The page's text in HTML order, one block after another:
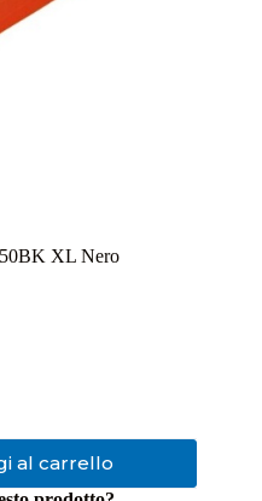
XL Nero
al carrello